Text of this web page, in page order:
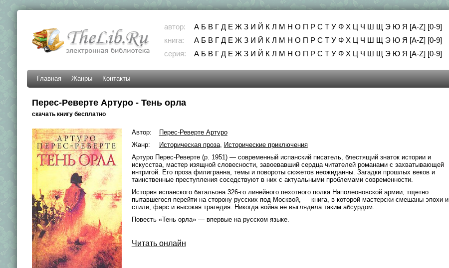
автор: А Б В Г Д Е Ж З И Й К Л М Н О П Р С Т У Ф Х Ц Ч Ш Щ Э Ю Я [A-Z] [0-9]
книга:
А Б В Г Д Е Ж З И Й К Л М Н О П Р С Т У Ф Х Ц Ч Ш Щ Э Ю Я [A-Z] [0-9]
серия:
А Б В Г Д Е Ж З И Й К Л М Н О П Р С Т У Ф Х Ц Ч Ш Щ Э Ю Я [A-Z] [0-9]
Главная Жанры Контакты
Перес-Реверте Артуро - Тень орла
скачать книгу бесплатно
Автор:
Перес-Реверте Артуро
Жанр:
Историческая проза, Исторические приключения
Артуро Перес-Реверте (р. 1951) — современный испанский писатель, блестящий знаток истории и
искусства, мастер изящной словесности, завоевавший сердца читателей романами с захватывающей
интригой. Его проза филигранна, темы и повороты сюжетов неожиданны. Загадки прошлых веков и
таинственные преступления соседствуют в них с актуальными проблемами современности.
История испанского батальона 326-го линейного пехотного полка Наполеоновской армии, тщетно
пытавшегося перейти на сторону русских под Москвой, — книга, в которой мастерски смешаны эпохи и
стили, фарс и высокая трагедия. Никогда война не выглядела таким абсурдом.
Повесть «Тень орла» — впервые на русском языке.
Читать онлайн